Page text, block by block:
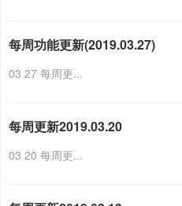
每周功能更新(2019.03.27)
03 27 每周更...
每周更新2019.03.20
03 20 每周更...